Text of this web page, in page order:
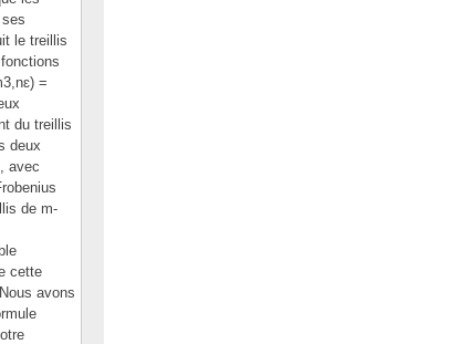
le treillis
=
du treillis
deux
avec
de m-
cette
avons